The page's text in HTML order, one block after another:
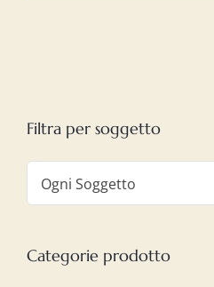
Filtra per soggetto
Ogni Soggetto
Categorie prodotto